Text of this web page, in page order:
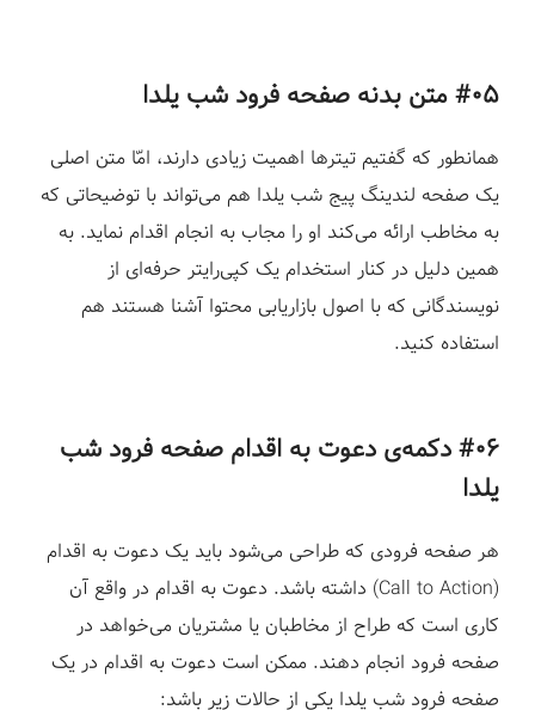
#۰۵ متن بدنه صفحه فرود شب یلدا
همانطور که گفتیم تیترها اهمیت زیادی دارند، امّا متن اصلی
یک صفحه لندینگ پیج شب یلدا هم می‌تواند با توضیحاتی که
به مخاطب ارائه می‌کند او را مجاب به انجام اقدام نماید. به
همین دلیل در کنار استخدام یک کپی‌رایتر حرفه‌ای از
نویسندگانی که با اصول بازاریابی محتوا آشنا هستند هم
استفاده کنید.
#۰۶ دکمه‌ی دعوت به اقدام
صفحه فرود شب
یلدا
هر صفحه فرودی که طراحی می‌شود باید یک دعوت به اقدام
(Call to Action) داشته باشد. دعوت به اقدام در واقع آن
کاری است که طراح از مخاطبان یا مشتریان می‌خواهد در
صفحه فرود انجام دهند. ممکن است دعوت به اقدام در یک
صفحه فرود شب یلدا یکی از حالات زیر باشد: